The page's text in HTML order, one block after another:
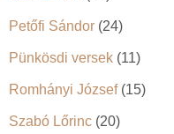
Petőfi Sándor (24)
Pünkösdi versek (11)
Romhányi József(15)
Szabó Lőrinc (20)